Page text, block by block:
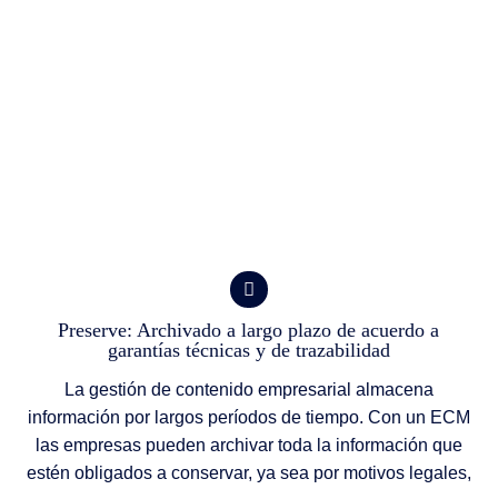
Preserve: Archivado a largo plazo de acuerdo a
garantías técnicas y de trazabilidad
La gestión de contenido empresarial almacena
información por largos períodos de tiempo. Con un ECM
las empresas pueden archivar toda la información que
estén obligados a conservar, ya sea por motivos legales,